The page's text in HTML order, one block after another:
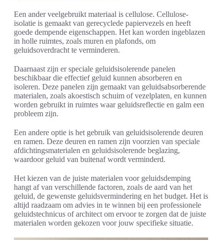
Een ander veelgebruikt materiaal is cellulose. Cellulose-
isolatie is gemaakt van gerecyclede papiervezels en heeft
goede dempende eigenschappen. Het kan worden ingeblazen
in holle ruimtes, zoals muren en plafonds, om
geluidsoverdracht te verminderen.
Daarnaast zijn er speciale geluidsisolerende panelen
beschikbaar die effectief geluid kunnen absorberen en
isoleren. Deze panelen zijn gemaakt van geluidsabsorberende
materialen, zoals akoestisch schuim of vezelplaten, en kunnen
worden gebruikt in ruimtes waar geluidsreflectie en galm een
probleem zijn.
Een andere optie is het gebruik van geluidsisolerende deuren
en ramen. Deze deuren en ramen zijn voorzien van speciale
afdichtingsmaterialen en geluidsisolerende beglazing,
waardoor geluid van buitenaf wordt verminderd.
Het kiezen van de juiste materialen voor geluidsdemping
hangt af van verschillende factoren, zoals de aard van het
geluid, de gewenste geluidsvermindering en het budget. Het is
altijd raadzaam om advies in te winnen bij een professionele
geluidstechnicus of architect om ervoor te zorgen dat de juiste
materialen worden gekozen voor jouw specifieke situatie.